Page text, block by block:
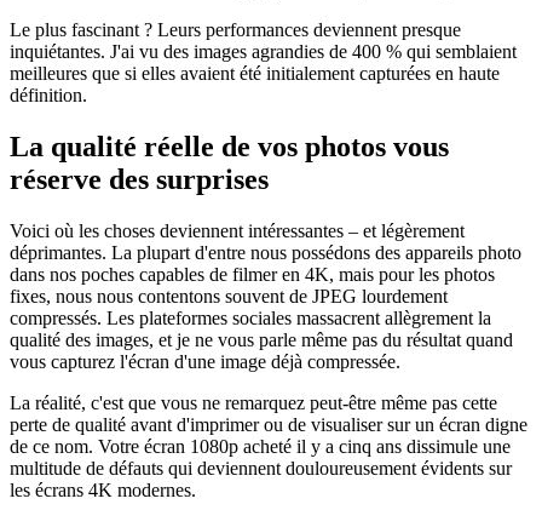
Le plus fascinant ? Leurs performances deviennent presque
inquiétantes. J'ai vu des images agrandies de 400 % qui semblaient
meilleures que si elles avaient été initialement capturées en haute
définition.
La qualité réelle de vos photos vous
réserve des surprises
Voici où les choses deviennent intéressantes – et légèrement
déprimantes. La plupart d'entre nous possédons des appareils photo
dans nos poches capables de filmer en 4K, mais pour les photos
fixes, nous nous contentons souvent de JPEG lourdement
compressés. Les plateformes sociales massacrent allègrement la
qualité des images, et je ne vous parle même pas du résultat quand
vous capturez l'écran d'une image déjà compressée.
La réalité, c'est que vous ne remarquez peut-être même pas cette
perte de qualité avant d'imprimer ou de visualiser sur un écran digne
de ce nom. Votre écran 1080p acheté il y a cinq ans dissimule une
multitude de défauts qui deviennent douloureusement évidents sur
les écrans 4K modernes.